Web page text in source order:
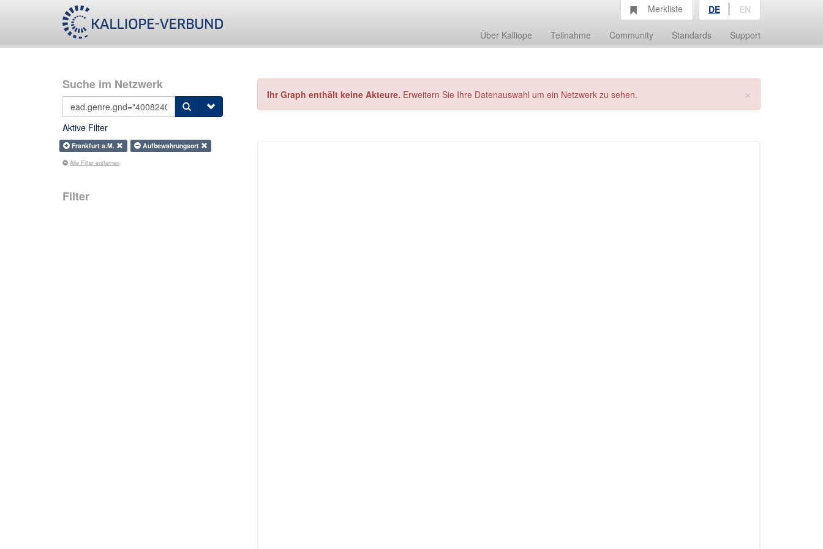
Über Kalliope Teilnahme Community Standards Support
Merkliste DE EN
Suche im Netzwerk
Aktive Filter
Frankfurt a.M. Aufbewahrungsort
Alle Filter entfernen
Filter
×
Ihr Graph enthält keine Akteure. Erweitern Sie Ihre Datenauswahl um ein Netzwerk zu sehen.